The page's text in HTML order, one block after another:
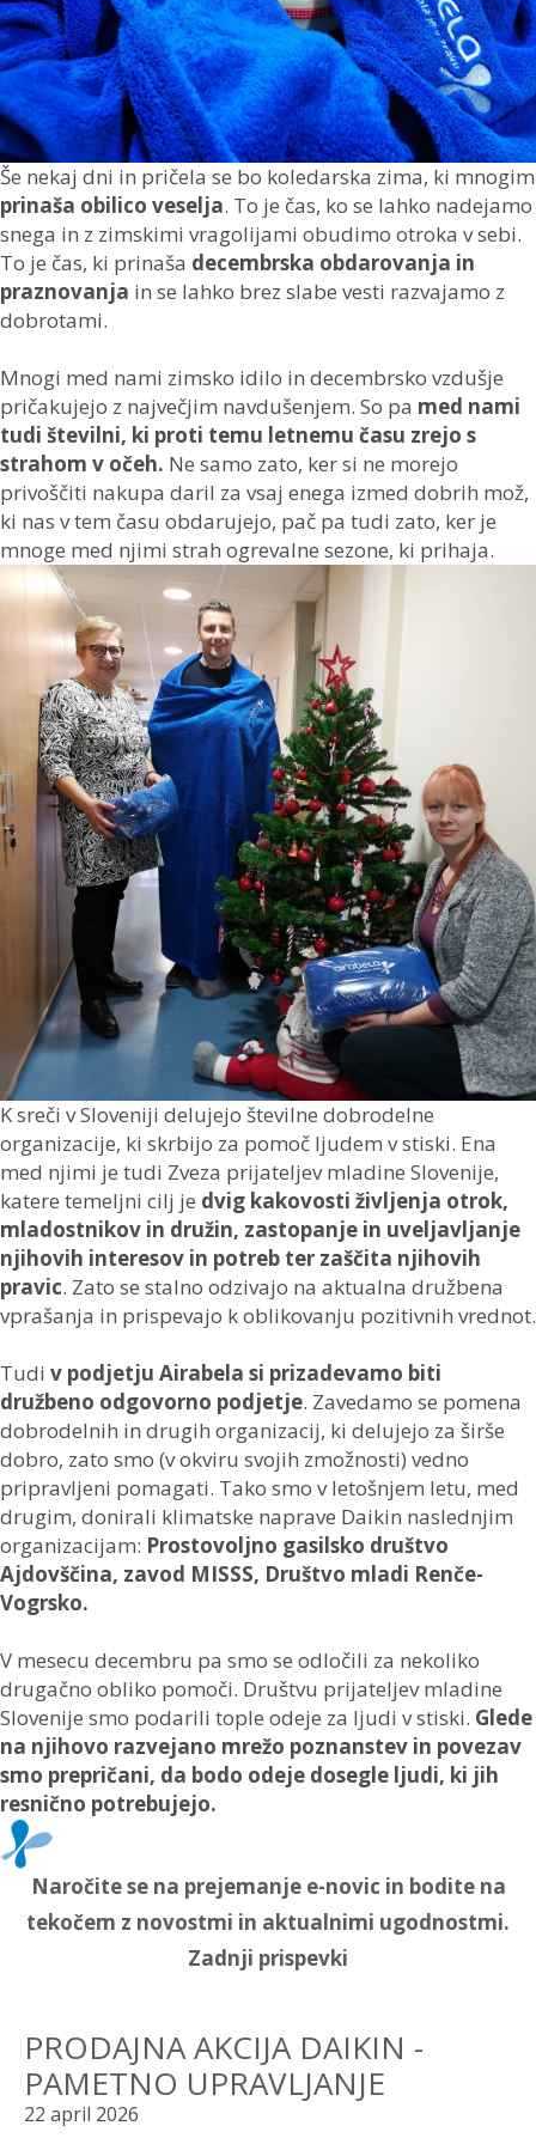
Še nekaj dni in pričela se bo koledarska zima, ki mnogim
prinaša obilico veselja. To je čas, ko se lahko nadejamo
snega in z zimskimi vragolijami obudimo otroka v sebi.
To je čas, ki prinaša decembrska obdarovanja in
praznovanja in se lahko brez slabe vesti razvajamo z
dobrotami.
Mnogi med nami zimsko idilo in decembrsko vzdušje
pričakujejo z največjim navdušenjem. So pa med nami
tudi številni, ki proti temu letnemu času zrejo s
strahom v očeh. Ne samo zato, ker si ne morejo
privoščiti nakupa daril za vsaj enega izmed dobrih mož,
ki nas v tem času obdarujejo, pač pa tudi zato, ker je
mnoge med njimi strah ogrevalne sezone, ki prihaja.
K sreči v Sloveniji delujejo številne dobrodelne
organizacije, ki skrbijo za pomoč ljudem v stiski. Ena
med njimi je tudi Zveza prijateljev mladine Slovenije,
katere temeljni cilj je dvig kakovosti življenja otrok,
mladostnikov in družin, zastopanje in uveljavljanje
njihovih interesov in potreb ter zaščita njihovih
pravic. Zato se stalno odzivajo na aktualna družbena
vprašanja in prispevajo k oblikovanju pozitivnih vrednot.
Tudi v podjetju Airabela si prizadevamo biti
družbeno odgovorno podjetje. Zavedamo se pomena
dobrodelnih in drugih organizacij, ki delujejo za širše
dobro, zato smo (v okviru svojih zmožnosti) vedno
pripravljeni pomagati. Tako smo v letošnjem letu, med
drugim, donirali klimatske naprave Daikin naslednjim
organizacijam: Prostovoljno gasilsko društvo
Ajdovščina, zavod MISSS, Društvo mladi Renče-
Vogrsko.
V mesecu decembru pa smo se odločili za nekoliko
drugačno obliko pomoči. Društvu prijateljev mladine
Slovenije smo podarili tople odeje za ljudi v stiski. Glede
na njihovo razvejano mrežo poznanstev in povezav
smo prepričani, da bodo odeje dosegle ljudi, ki jih
resnično potrebujejo.
Naročite se na prejemanje e-novic in bodite na
tekočem z novostmi in aktualnimi ugodnostmi.
Zadnji prispevki
PRODAJNA AKCIJA DAIKIN -
PAMETNO UPRAVLJANJE
22 april 2026